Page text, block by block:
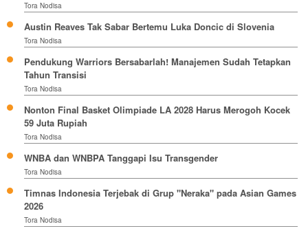
Tora Nodisa
Austin Reaves Tak Sabar Bertemu Luka Doncic di Slovenia
Tora Nodisa
Pendukung Warriors Bersabarlah! Manajemen Sudah Tetapkan
Tahun Transisi
Tora Nodisa
Nonton Final Basket Olimpiade LA 2028 Harus Merogoh Kocek
59 Juta Rupiah
Tora Nodisa
WNBA dan WNBPA Tanggapi Isu Transgender
Tora Nodisa
Timnas Indonesia Terjebak di Grup "Neraka" pada Asian Games
2026
Tora Nodisa